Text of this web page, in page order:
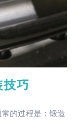
巧
的过程是：锻造